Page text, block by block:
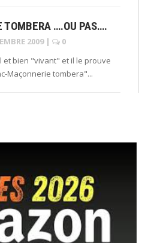
TOMBERA ….OU PAS….
2009 |
0
et bien "vivant" et il le prouve
Maçonnerie tombera"...